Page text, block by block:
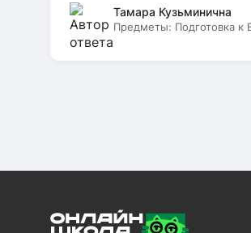
Тамара Кузьминична
Предметы: Подготовка к